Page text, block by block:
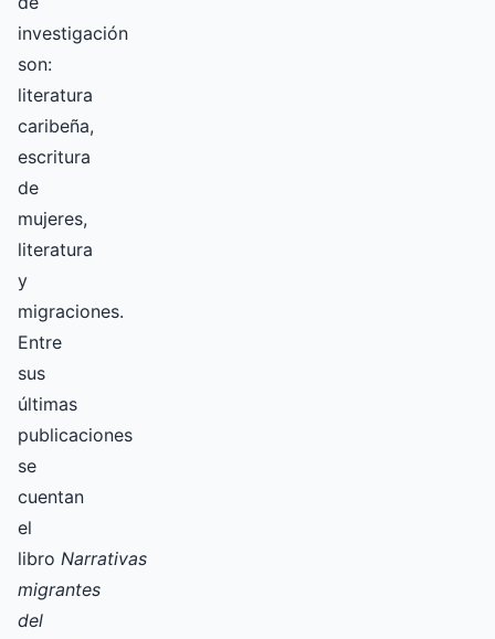
investigación
son:
literatura
caribeña,
escritura
de
mujeres,
literatura
y
migraciones.
Entre
sus
últimas
publicaciones
se
cuentan
el
libro Narrativas
migrantes
del